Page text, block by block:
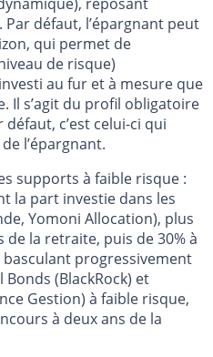
défaut, l’épargnant peut
qui permet de
de risque)
au fur et à mesure que
Il s’agit du profil obligatoire
c’est celui-ci qui
l’épargnant.
supports à faible risque :
la part investie dans les
Yomoni Allocation), plus
de la retraite, puis de 30% à
basculant progressivement
(BlackRock) et
Gestion) à faible risque,
à deux ans de la